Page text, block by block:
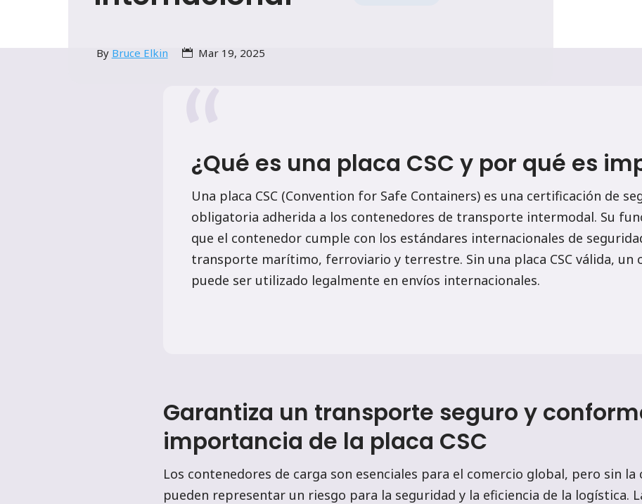
By Bruce Elkin Mar 19, 2025
¿Qué es una placa CSC y por qué es
Una placa CSC (Convention for Safe Containers) es una certificación de
obligatoria adherida a los contenedores de transporte intermodal. Su
que el contenedor cumple con los estándares internacionales de
transporte marítimo, ferroviario y terrestre. Sin una placa CSC válida, un
puede ser utilizado legalmente en envíos internacionales.
Garantiza un transporte seguro y
importancia de la placa CSC
Los contenedores de carga son esenciales para el comercio global, pero sin la
pueden representar un riesgo para la seguridad y la eficiencia de la logística.